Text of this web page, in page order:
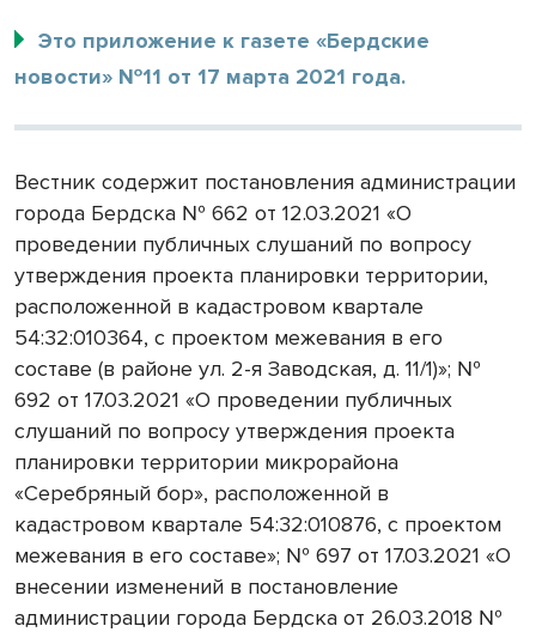
Это приложение к газете «Бердские
новости» №11 от 17 марта 2021 года.
Вестник содержит постановления администрации
города Бердска № 662 от 12.03.2021 «О
проведении публичных слушаний по вопросу
утверждения проекта планировки территории,
расположенной в кадастровом квартале
54:32:010364, с проектом межевания в его
составе (в районе ул. 2-я Заводская, д. 11/1)»; №
692 от 17.03.2021 «О проведении публичных
слушаний по вопросу утверждения проекта
планировки территории микрорайона
«Серебряный бор», расположенной в
кадастровом квартале 54:32:010876, с проектом
межевания в его составе»; № 697 от 17.03.2021 «О
внесении изменений в постановление
администрации города Бердска от 26.03.2018 №